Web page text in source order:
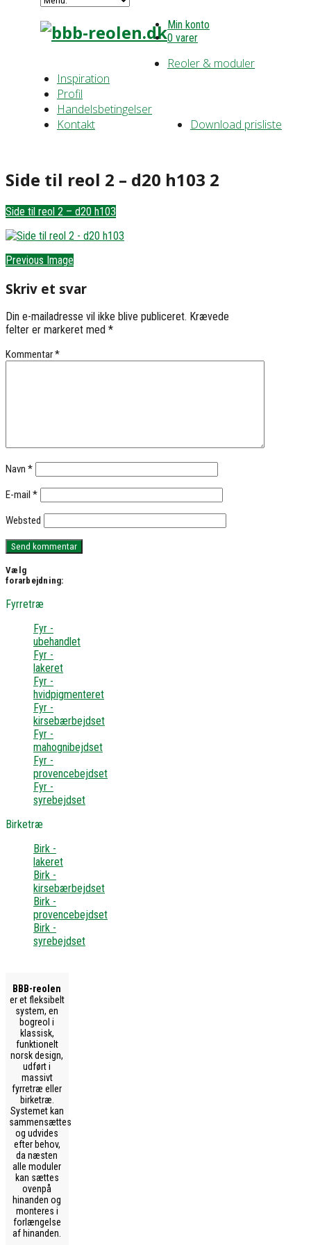
Min konto
0 varer
Reoler & moduler
Inspiration
Profil
Handelsbetingelser
Download prisliste
Kontakt
Side til reol 2 – d20 h103 2
Side til reol 2 – d20 h103
Previous Image
Skriv et svar
Din e-mailadresse vil ikke blive publiceret. Krævede
felter er markeret med *
Kommentar*
Navn *
E-mail *
Websted
Vælg
forarbejdning:
Fyrretræ
Fyr -
ubehandlet
Fyr -
lakeret
Fyr -
hvidpigmenteret
Fyr -
kirsebærbejdset
Fyr -
mahognibejdset
Fyr -
provencebejdset
Fyr -
syrebejdset
Birketræ
Birk -
lakeret
Birk -
kirsebærbejdset
Birk -
provencebejdset
Birk -
syrebejdset
BBB-reolen
er et fleksibelt
system, en
bogreol i
klassisk,
funktionelt
norsk design,
udført i
massivt
fyrretræ eller
birketræ.
Systemet kan
sammensættes
og udvides
efter behov,
da næsten
alle moduler
kan sættes
ovenpå
hinanden og
monteres i
forlængelse
af hinanden.